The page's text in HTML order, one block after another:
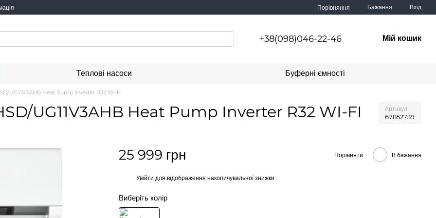
Порівняння Бажання Вхід
+38(098)046-22-46 Мій кошик
Теплові насоси Буферні ємності
UG11V3AHB Heat Pump Inverter R32 WI-FI
UG11V3AHB Heat Pump Inverter R32 WI-FI Артикул
67852739
25 999 грн Порівняти В бажання
Увійти для відображення накопичувальної знижки
Виберіть колір